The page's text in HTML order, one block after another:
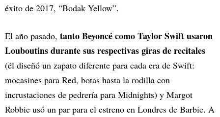
éxito de 2017, “Bodak Yellow”.
El año pasado, tanto Beyoncé como Taylor Swift usaron
Louboutins durante sus respectivas giras de recitales
(él diseñó un zapato diferente para cada era de Swift:
mocasines para Red, botas hasta la rodilla con
incrustaciones de pedrería para Midnights) y Margot
Robbie usó un par para el estreno en Londres de Barbie. A